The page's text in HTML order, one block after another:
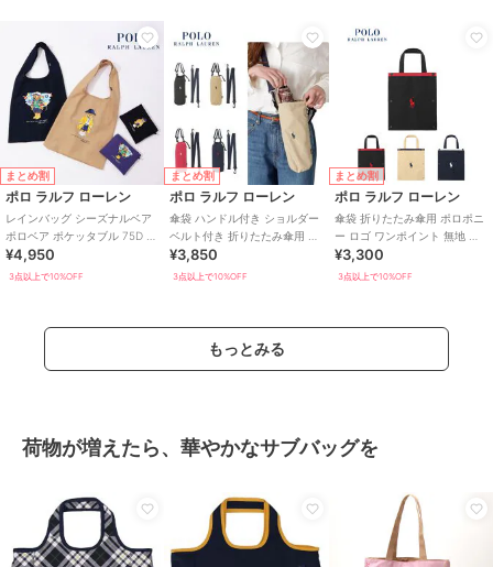
まとめ割
ポロ ラルフ ローレン
レインバッグ シーズナルベア
ポロベア ポケッタブル 75D ユ
ニセックス
¥4,950
3点以上で10%OFF
まとめ割
ポロ ラルフ ローレン
傘袋 ハンドル付き ショルダー
ベルト付き 折りたたみ傘用 ポ
ロポニー ロゴ ワンポイント 無
地
¥3,850
3点以上で10%OFF
まとめ割
ポロ ラルフ ローレン
傘袋 折りたたみ傘用 ポロポニ
ー ロゴ ワンポイント 無地 パ
イピング ユニセックス
¥3,300
3点以上で10%OFF
もっとみる
荷物が増えたら、華やかなサブバッグを